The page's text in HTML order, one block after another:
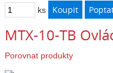
ks
MTX-10-TB
Porovnat produkty